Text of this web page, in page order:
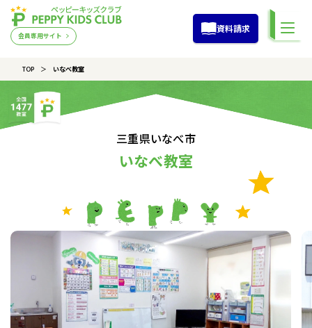
会員専用サイト
資料請求
TOP いなべ教室
三重県いなべ市
いなべ教室